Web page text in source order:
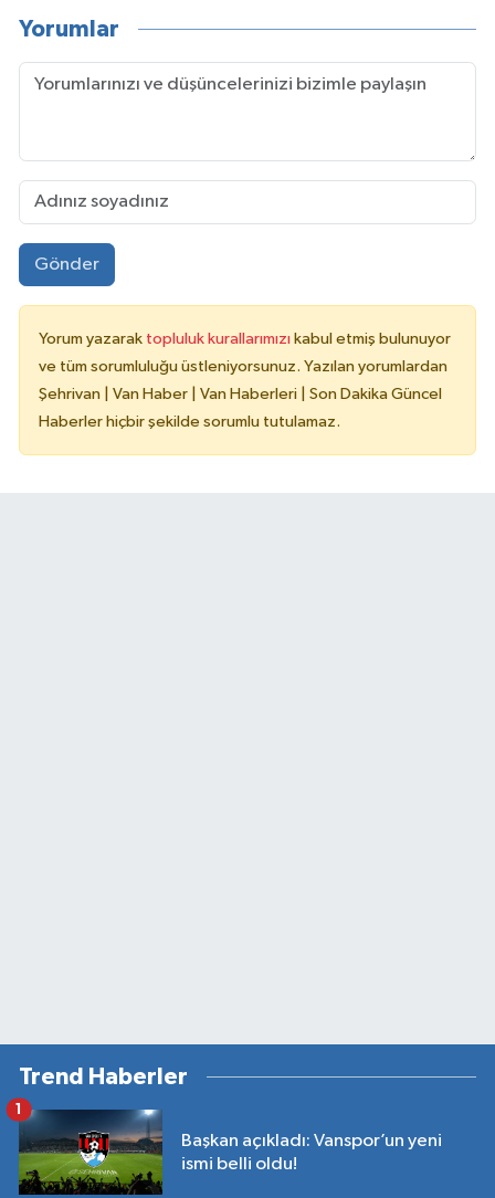
Yorumlar
Gönder
Yorum yazarak topluluk kurallarımızı kabul etmiş bulunuyor
ve tüm sorumluluğu üstleniyorsunuz. Yazılan yorumlardan
Şehrivan | Van Haber | Van Haberleri | Son Dakika Güncel
Haberler hiçbir şekilde sorumlu tutulamaz.
Trend Haberler
Başkan açıkladı: Vanspor’un yeni
ismi belli oldu!
1